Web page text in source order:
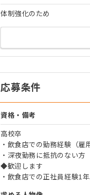
体制強化のため
応募条件
資格・備考
高校卒
・飲食店での勤務経験（雇
・深夜勤務に抵抗のない方
◆歓迎します
・飲食店での正社員経験1